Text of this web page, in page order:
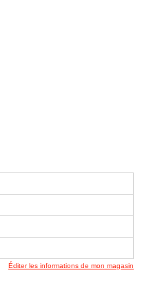
Éditer les informations de mon magasin